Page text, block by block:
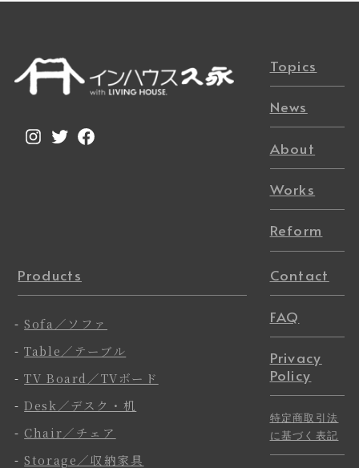
Instagram
TwitterFacebook
Topics
News
About
Works
Reform
Products
-Sofa／ソファ
-Table／テーブル
-TV Board／TVボード
-Desk／デスク・机
- Chair／チェア
-Storage／収納家具
Contact
FAQ
Privacy
Policy
特定商取引法
に基づく表記